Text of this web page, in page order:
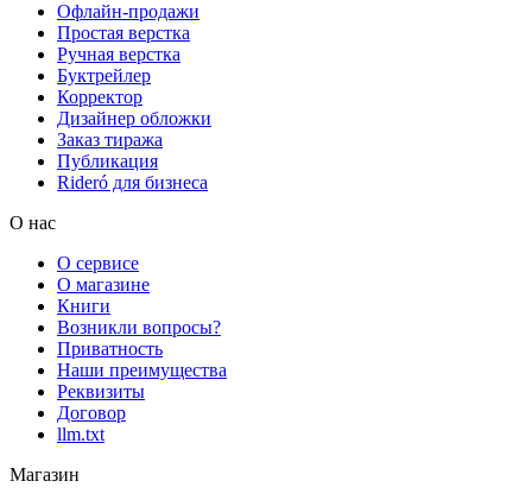
Офлайн-продажи
Простая верстка
Ручная верстка
Буктрейлер
Корректор
Дизайнер обложки
Заказ тиража
Публикация
Rideró для бизнеса
О нас
О сервисе
О магазине
Книги
Возникли вопросы?
Приватность
Наши преимущества
Реквизиты
Договор
llm.txt
Магазин